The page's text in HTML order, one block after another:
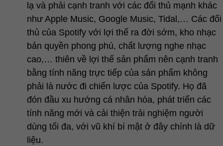
lạ và phải cạnh tranh với các đổi thủ mạnh khác
như Apple Music, Google Music, Tidal,… Các đối
thủ của Spotify với lợi thế ra đời sớm, kho nhạc
bản quyền phong phú, chất lượng nghe nhạc
cao,… thiên về lợi thế sản phẩm nên cạnh tranh
bằng tính năng trực tiếp của sản phẩm không
phải là nước đi chiến lược của Spotify. Họ đã
đón đầu xu hướng cá nhân hóa, phát triển các
tính năng mới và cải thiện trải nghiệm người
dùng tối đa, với vũ khí bí mật ở đây chính là dữ
liệu.